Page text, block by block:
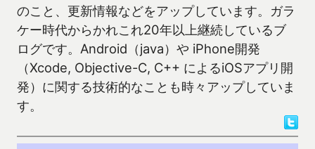
のこと、更新情報などをアップしています。ガラ
ケー時代からかれこれ20年以上継続しているブ
ログです。Android（java）や iPhone開発
（Xcode, Objective-C, C++ によるiOSアプリ開
発）に関する技術的なことも時々アップしていま
す。